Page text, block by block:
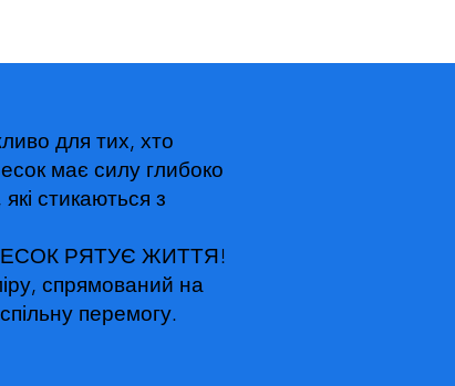
для тих, хто
має силу глибоко
стикаються з
РЯТУЄ ЖИТТЯ!
спрямований на
перемогу.